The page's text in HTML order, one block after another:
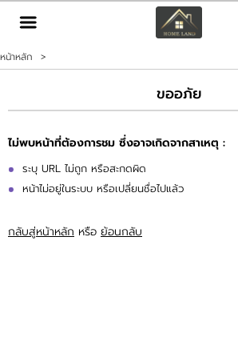
TH
เข้าสู่ระบบ สมัครสมาชิก
ทรัพย์สิน
หน้าหลัก >
ขออภัย
ไม่พบหน้าที่ต้องการชม ซึ่งอาจเกิดจากสาเหตุ :
ระบุ URL ไม่ถูก หรือสะกดผิด
หน้าไม่อยู่ในระบบ หรือเปลี่ยนชื่อไปแล้ว
กลับสู่หน้าหลัก หรือ ย้อนกลับ